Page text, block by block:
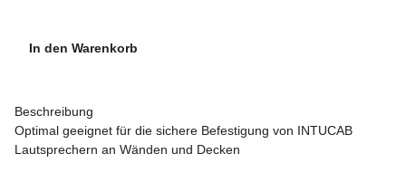
In den Warenkorb
Beschreibung
Optimal geeignet für die sichere Befestigung von INTUCAB
Lautsprechern an Wänden und Decken